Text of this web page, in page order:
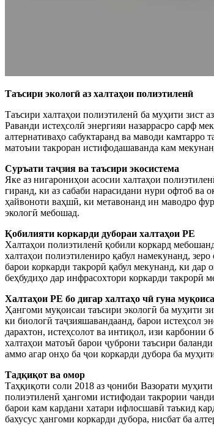
Таъсири экологӣ аз халтаҳои полиэтиленӣ
Таъсири халтаҳои полиэтиленӣ ба муҳити зист
Раванди истеҳсолӣ энергияи назаррасро сарф
алтернативаҳо сабуктаранд ва маводи
матоъии такроран истифодашаванда кам
Суръати таҷзия ва таъсири экосистема
Яке аз нигарониҳои асосии халтаҳои
гиранд, ки аз сабаби нарасидани нури офтоб ва
ҳайвоноти ваҳшӣ, ки метавонанд ин маводро
экологӣ мебошад.
Қобилияти коркарди дубораи халтаҳои PE
Халтаҳои полиэтиленӣ қобили коркард
халтаҳои полиэтилениро қабул намекунанд,
барои коркарди такрорӣ қабул мекунанд, ки
беҳбудиҳо дар инфрасохтори коркарди такрорӣ
Халтаҳои PE бо дигар халтаҳо чӣ гуна
Ҳангоми муқоисаи таъсири экологӣ ба муҳити
ки биологӣ таҷзияшавандаанд, барои истеҳсол
дарахтон, истеҳсолот ва интиқол, изи
халтаҳои матоъӣ барои ҷуброни таъсири
аммо агар онҳо ба ҷои коркарди дубора ба
Тадқиқот ва омор
Таҳқиқоти соли 2018 аз ҷониби Вазорати
полиэтиленӣ ҳангоми истифодаи такрории
барои кам кардани хатари ифлосшавӣ таъкид
бахусус ҳангоми коркарди дубора, нисбат ба